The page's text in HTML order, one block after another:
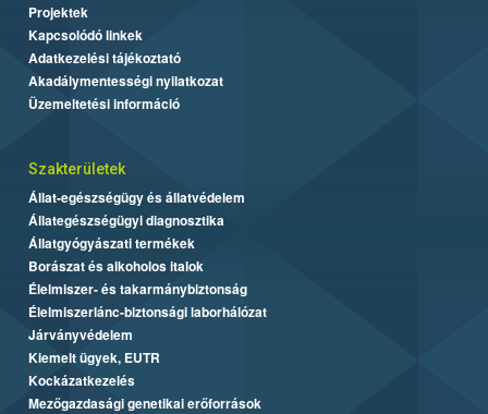
Projektek
Kapcsolódó linkek
Adatkezelési tájékoztató
Akadálymentességi nyilatkozat
Üzemeltetési információ
Szakterületek
Állat-egészségügy és állatvédelem
Állategészségügyi diagnosztika
Állatgyógyászati termékek
Borászat és alkoholos italok
Élelmiszer- és takarmánybiztonság
Élelmiszerlánc-biztonsági laborhálózat
Járványvédelem
Kiemelt ügyek, EUTR
Kockázatkezelés
Mezőgazdasági genetikai erőforrások